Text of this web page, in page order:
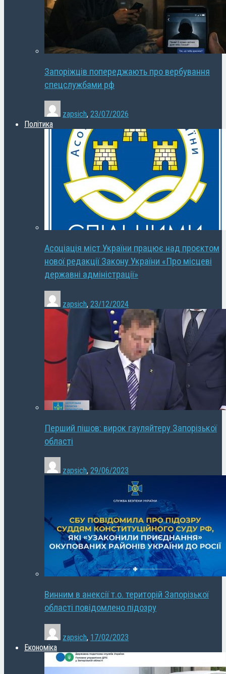
Запоріжців попереджають про вербування
спецслужбами рф
zapsich, 23/07/2026
Політика
Асоціація міст України працює над проєктом
нової редакції Закону України «Про місцеві
державні адміністрації»
zapsich, 23/12/2024
Перший пішов: вирок гауляйтеру Запорізької
області
zapsich, 29/06/2023
Винним в анексії т.о. територій Запорізької
області повідомлено підозру
zapsich, 17/02/2023
Економіка